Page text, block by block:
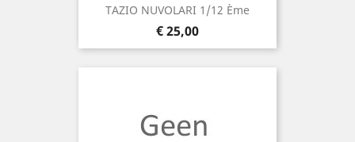
TAZIO NUVOLARI 1/12 Ème
Prijs
€ 25,00